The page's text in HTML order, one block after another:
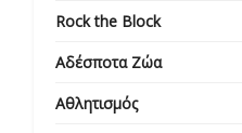
Rock the Block
Αδέσποτα Ζώα
Αθλητισμός